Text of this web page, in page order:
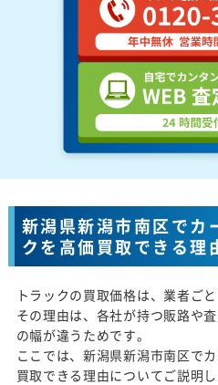
新潟県新潟市南区でカ
クを高価買取できる理
トラックの買取価格は、業者ご
その理由は、各社が持つ販路や
の幅が違うためです。
ここでは、新潟県新潟市南区で
買取できる理由についてご説明し